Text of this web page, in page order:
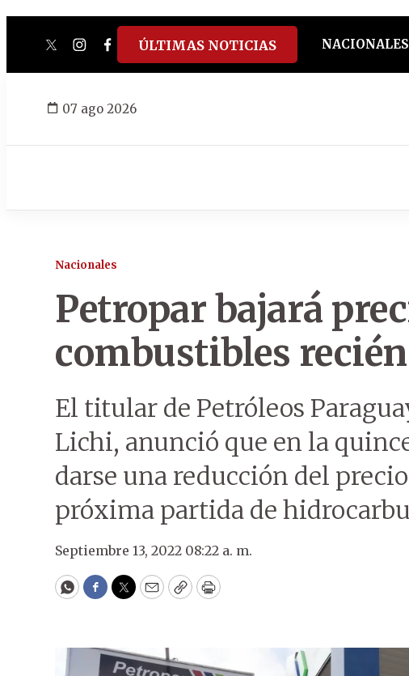
twitterinstagram
facebook
tiktokyoutube
spotify
ÚLTIMAS NOTICIAS NACIONALES
07 ago 2026
Nacionales
Petropar bajará
combustibles
El titular de Petróleos
Lichi, anunció que en la
darse una reducción del
próxima partida de
Septiembre 13, 2022 08:22 a. m.
WhatsApp
Facebook
Twitter
EmailCopyPrint